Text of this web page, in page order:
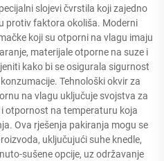
slojevi čvrstila koji zajedno
protiv faktora okoliša. Moderni
koji su otporni na vlagu imaju
materijale otporne na suze i
kako bi se osigurala sigurnost
Tehnološki okvir za
na vlagu uključuje svojstva za
otpornost na temperaturu koja
Ova rješenja pakiranja mogu se
uključujući suhe knedle,
sušene opcije, uz održavanje